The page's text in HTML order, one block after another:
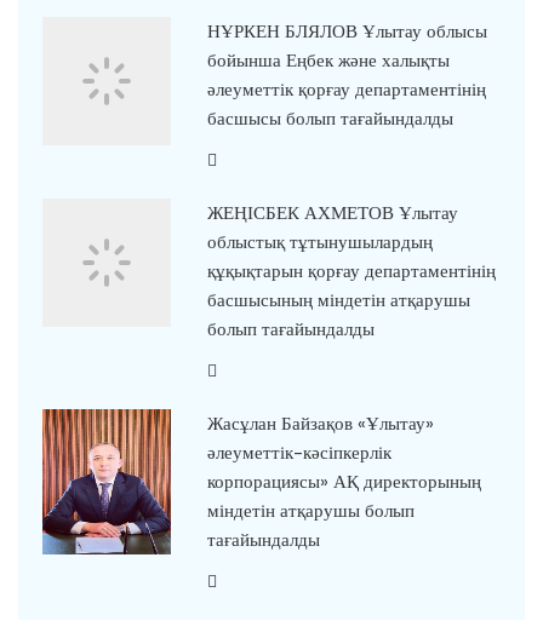
НҰРКЕН БЛЯЛОВ Ұлытау облысы
бойынша Еңбек және халықты
әлеуметтік қорғау департаментінің
басшысы болып тағайындалды
ЖЕҢІСБЕК АХМЕТОВ Ұлытау
облыстық тұтынушылардың
құқықтарын қорғау департаментінің
басшысының міндетін атқарушы
болып тағайындалды
Жасұлан Байзақов «Ұлытау»
әлеуметтік-кәсіпкерлік
корпорациясы» АҚ директорының
міндетін атқарушы болып
тағайындалды